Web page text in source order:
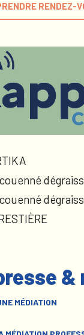
RENDEZ-
&
MÉDIATION